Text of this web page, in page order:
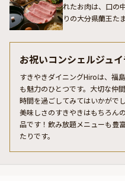
れたお肉は、口の
りの大分県蘭王た
お祝いコンシェルジュ
すきやきダイニングHiroは、福
も魅力のひとつです。大切な仲
時間を過ごしてみてはいかがで
美味しさのすきやきはもちろん
品です！飲み放題メニューも豊
たりです。